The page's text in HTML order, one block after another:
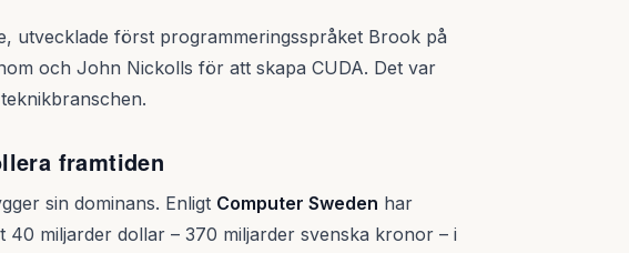
utvecklade först programmeringsspråket Brook på
och John Nickolls för att skapa CUDA. Det var
framtiden
sin dominans. Enligt Computer Sweden har
40 miljarder dollar – 370 miljarder svenska kronor – i